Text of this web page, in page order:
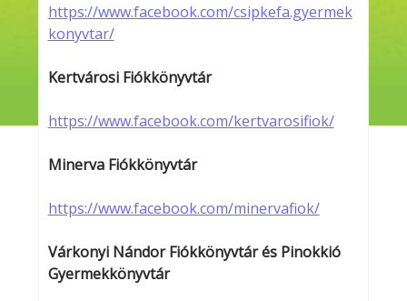
https://www.facebook.com/csipkefa.gyermek
konyvtar/
Kertvárosi Fiókkönyvtár
https://www.facebook.com/kertvarosifiok/
Minerva Fiókkönyvtár
https://www.facebook.com/minervafiok/
Várkonyi Nándor Fiókkönyvtár és Pinokkió
Gyermekkönyvtár